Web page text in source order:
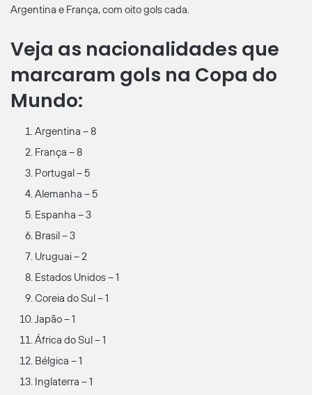
Argentina e França, com oito gols cada.
Veja as nacionalidades que
marcaram gols na Copa do
Mundo:
Argentina – 8
França – 8
Portugal – 5
Alemanha – 5
Espanha – 3
Brasil – 3
Uruguai – 2
Estados Unidos – 1
Coreia do Sul – 1
Japão – 1
África do Sul – 1
Bélgica – 1
Inglaterra – 1